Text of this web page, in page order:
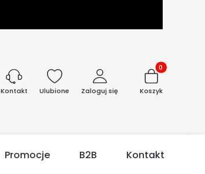
Kontakt Ulubione Zaloguj się
Produkty w
Koszyk
Promocje B2B Kontakt